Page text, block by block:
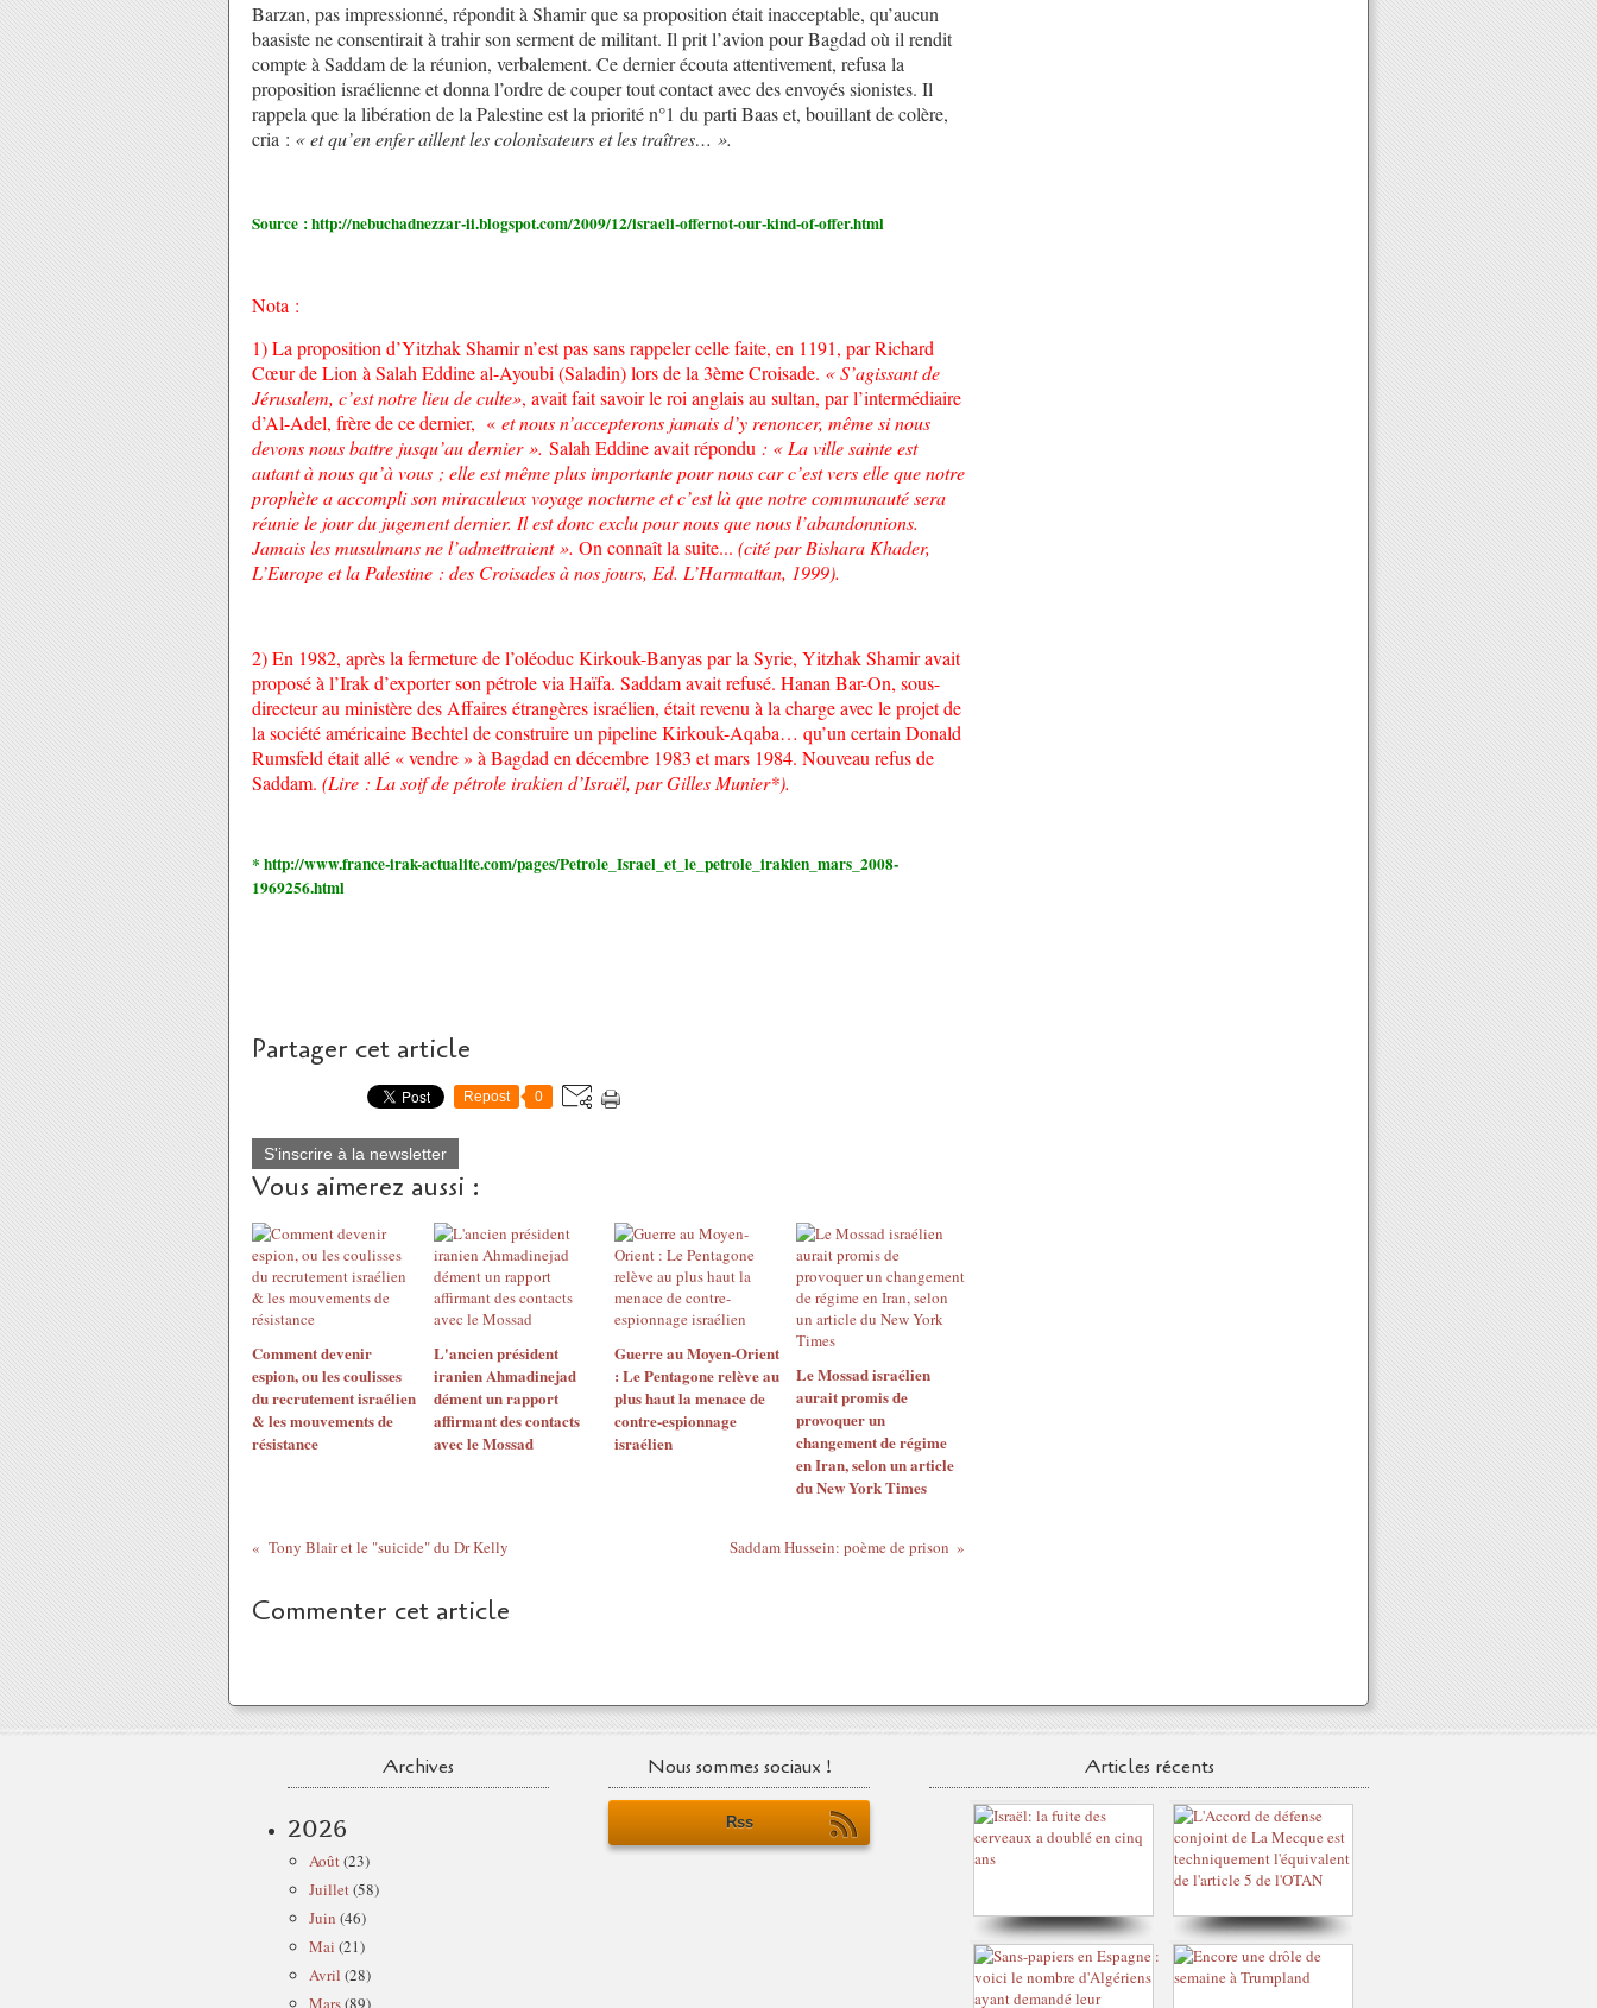
Barzan, pas impressionné, répondit à Shamir que sa proposition était inacceptable, qu’aucun
baasiste ne consentirait à trahir son serment de militant. Il prit l’avion pour Bagdad où il rendit
compte à Saddam de la réunion, verbalement. Ce dernier écouta attentivement, refusa la
proposition israélienne et donna l’ordre de couper tout contact avec des envoyés sionistes. Il
rappela que la libération de la Palestine est la priorité n°1 du parti Baas et, bouillant de colère,
cria : « et qu’en enfer aillent les colonisateurs et les traîtres… ».
Source :http://nebuchadnezzar-ii.blogspot.com/2009/12/israeli-offernot-our-kind-of-offer.html
Nota :
1) La proposition d’Yitzhak Shamir n’est pas sans rappeler celle faite, en 1191, par Richard
Cœur de Lion à Salah Eddine al-Ayoubi (Saladin) lors de la 3ème Croisade. « S’agissant de
Jérusalem, c’est notre lieu de culte», avait fait savoir le roi anglais au sultan, par l’intermédiaire
d’Al-Adel, frère de ce dernier, « et nous n’accepterons jamais d’y renoncer, même si nous
devons nous battre jusqu’au dernier ». Salah Eddine avait répondu : « La ville sainte est
autant à nous qu’à vous ; elle est même plus importante pour nous car c’est vers elle que notre
prophète a accompli son miraculeux voyage nocturne et c’est là que notre communauté sera
réunie le jour du jugement dernier. Il est donc exclu pour nous que nous l’abandonnions.
Jamais les musulmans ne l’admettraient ». On connaît la suite... (cité par Bishara Khader,
L’Europe et la Palestine : des Croisades à nos jours, Ed. L’Harmattan, 1999).
2) En 1982, après la fermeture de l’oléoduc Kirkouk-Banyas par la Syrie, Yitzhak Shamir avait
proposé à l’Irak d’exporter son pétrole via Haïfa. Saddam avait refusé. Hanan Bar-On, sous-
directeur au ministère des Affaires étrangères israélien, était revenu à la charge avec le projet de
la société américaine Bechtel de construire un pipeline Kirkouk-Aqaba… qu’un certain Donald
Rumsfeld était allé « vendre » à Bagdad en décembre 1983 et mars 1984. Nouveau refus de
Saddam. (Lire : La soif de pétrole irakien d’Israël, par Gilles Munier*).
* http://www.france-irak-actualite.com/pages/Petrole_Israel_et_le_petrole_irakien_mars_2008-
1969256.html
Partager cet article
Repost 0
S'inscrire à la newsletter
Vous aimerez aussi :
Comment devenir
espion, ou les coulisses
du recrutement israélien
& les mouvements de
résistance
L'ancien président
iranien Ahmadinejad
dément un rapport
affirmant des contacts
avec le Mossad
Guerre au Moyen-Orient
: Le Pentagone relève au
plus haut la menace de
contre-espionnage
israélien
Le Mossad israélien
aurait promis de
provoquer un
changement de régime
en Iran, selon un article
du New York Times
Tony Blair et le "suicide" du Dr Kelly Saddam Hussein: poème de prison
Commenter cet article
Archives
2026
Août(23)
Juillet(58)
Juin (46)
Mai (21)
Avril (28)
Mars(89)
Nous sommes sociaux !
Rss
Articles récents